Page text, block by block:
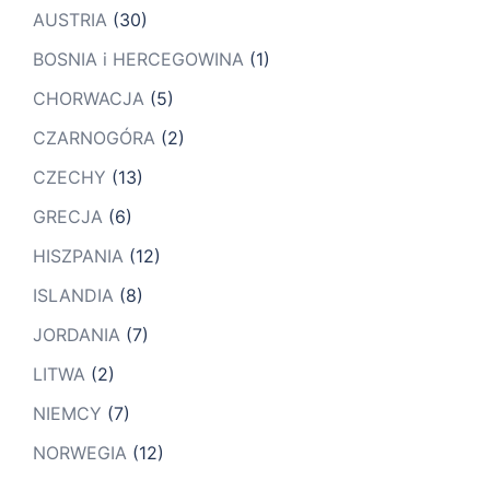
AUSTRIA (30)
BOSNIA i HERCEGOWINA (1)
CHORWACJA (5)
CZARNOGÓRA (2)
CZECHY (13)
GRECJA (6)
HISZPANIA (12)
ISLANDIA (8)
JORDANIA (7)
LITWA (2)
NIEMCY (7)
NORWEGIA (12)